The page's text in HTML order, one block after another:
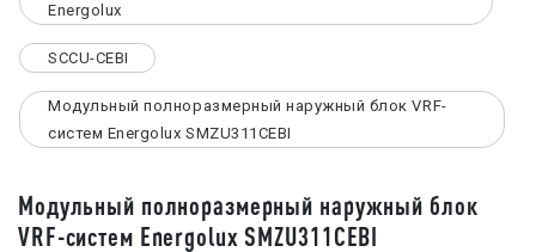
Energolux
SCCU-CEBI
Модульный полноразмерный наружный блок VRF-
систем Energolux SMZU311CEBI
Модульный полноразмерный наружный блок
VRF-систем Energolux SMZU311CEBI